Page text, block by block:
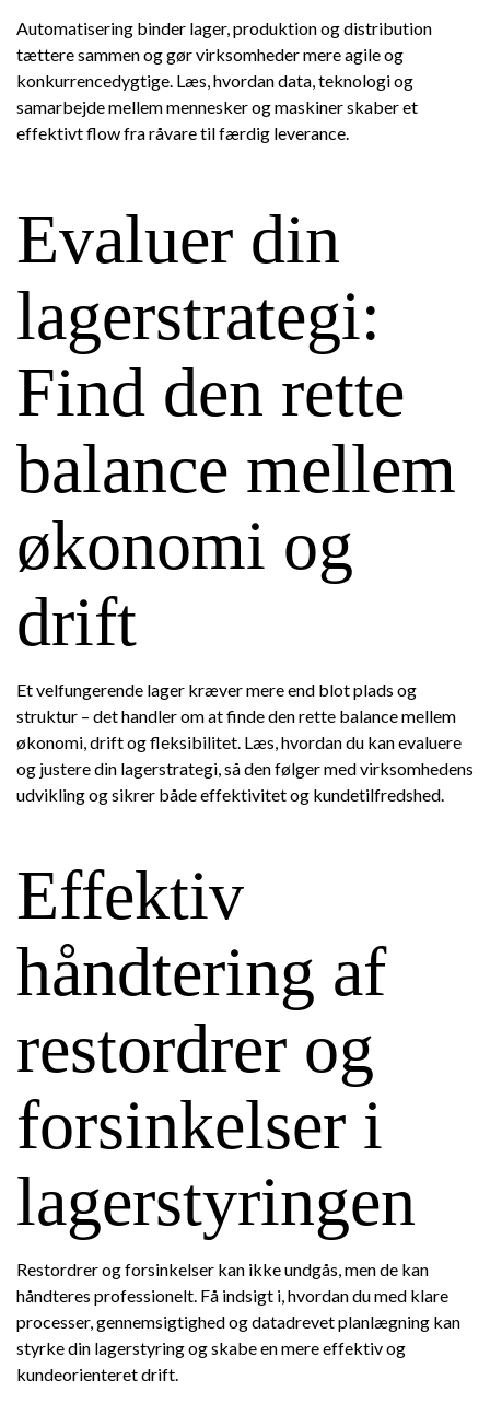
Automatisering binder lager, produktion og distribution
tættere sammen og gør virksomheder mere agile og
konkurrencedygtige. Læs, hvordan data, teknologi og
samarbejde mellem mennesker og maskiner skaber et
effektivt flow fra råvare til færdig leverance.
Evaluer din
lagerstrategi:
Find den rette
balance mellem
økonomi og
drift
Et velfungerende lager kræver mere end blot plads og
struktur – det handler om at finde den rette balance mellem
økonomi, drift og fleksibilitet. Læs, hvordan du kan evaluere
og justere din lagerstrategi, så den følger med virksomhedens
udvikling og sikrer både effektivitet og kundetilfredshed.
Effektiv
håndtering af
restordrer og
forsinkelser i
lagerstyringen
Restordrer og forsinkelser kan ikke undgås, men de kan
håndteres professionelt. Få indsigt i, hvordan du med klare
processer, gennemsigtighed og datadrevet planlægning kan
styrke din lagerstyring og skabe en mere effektiv og
kundeorienteret drift.